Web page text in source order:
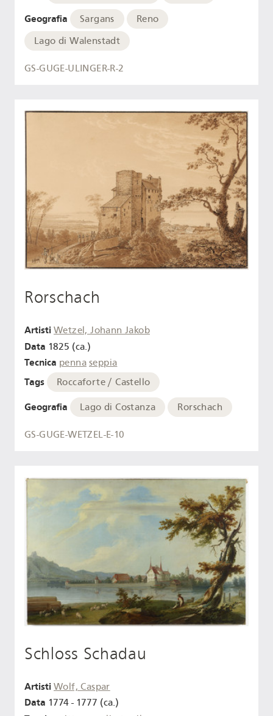
Geografia Sargans
Reno
Lago di Walenstadt
GS-GUGE-ULINGER-R-2
Rorschach
Artisti Wetzel, Johann Jakob
Data 1825 (ca.)
Tecnica penna seppia
Tags Roccaforte / Castello
Geografia Lago di Costanza Rorschach
GS-GUGE-WETZEL-E-10
Schloss Schadau
Artisti Wolf, Caspar
Data 1774 - 1777 (ca.)